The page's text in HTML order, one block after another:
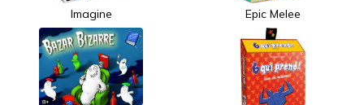
Imagine Epic Melee